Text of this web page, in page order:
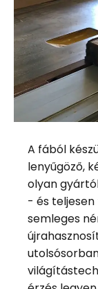
A fából
lenyűgöző,
olyan
- és
semleges